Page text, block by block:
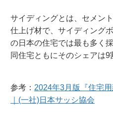
サイディングとは、セメン
仕上げ材で、サイディング
の日本の住宅では最も多く
同住宅ともにそのシェアは9
参考： 2024年3月版『住宅
｜(一社)日本サッシ協会